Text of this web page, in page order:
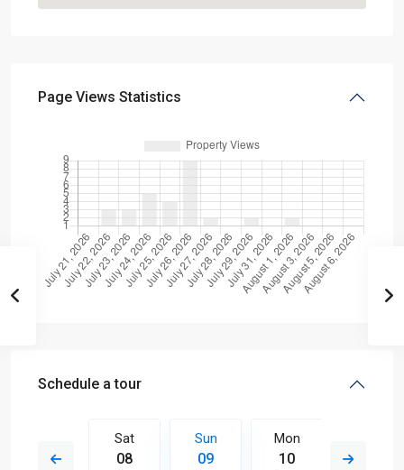
Page Views Statistics
Schedule a tour
17
Sat
08
Sun
09
Mon
10